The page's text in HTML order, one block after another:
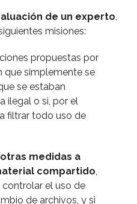
de un experto,
misiones:
propuestas por
que simplemente se
se estaban
ilegal o si, por el
filtrar todo uso de
medidas a
compartido,
controlar el uso de
de archivos, y si